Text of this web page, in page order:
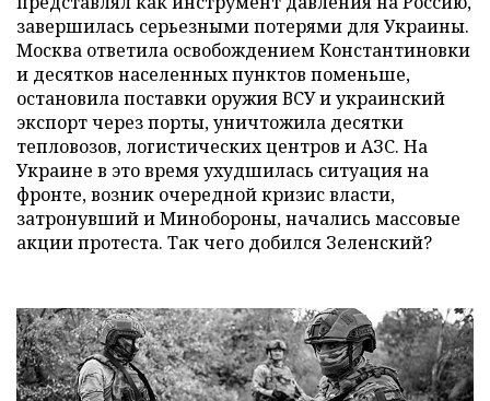
завершилась серьезными потерями для Украины.
Москва ответила освобождением Константиновки
и десятков населенных пунктов поменьше,
остановила поставки оружия ВСУ и украинский
экспорт через порты, уничтожила десятки
тепловозов, логистических центров и АЗС. На
Украине в это время ухудшилась ситуация на
фронте, возник очередной кризис власти,
затронувший и Минобороны, начались массовые
акции протеста. Так чего добился Зеленский?